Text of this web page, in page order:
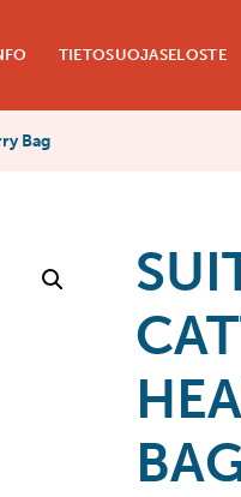
TIETOSUOJASELOSTE
Bag